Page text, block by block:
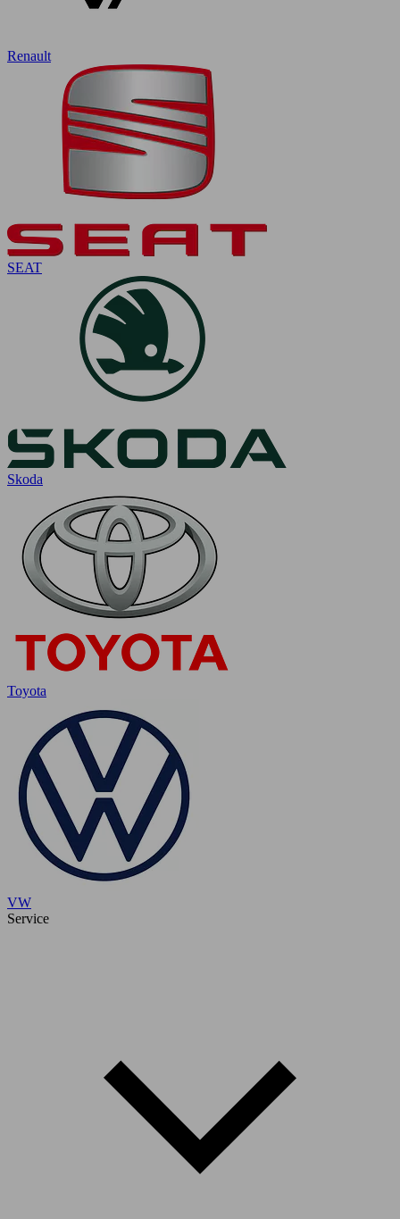
Renault
SEAT
Skoda
Toyota
VW
Service